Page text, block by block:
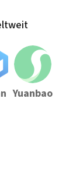
Yuanbao